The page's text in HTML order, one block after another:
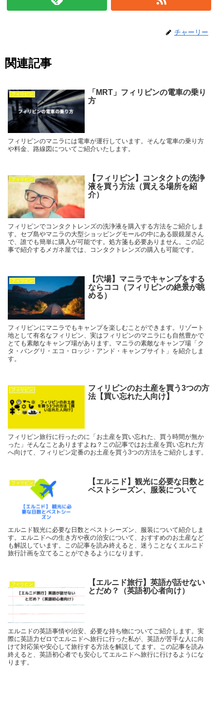
チャーリー
関連記事
フィリピン
「MRT」フィリピンの電車の乗り
方
フィリピンのマニラには電車が運行しています。そんな電車の乗り方
や料金、路線図についてご紹介いたします。
フィリピン
【フィリピン】コンタクトの洗浄
液を買う方法（買える場所を紹
介）
フィリピンでコンタクトレンズの洗浄液を購入する方法をご紹介しま
す。セブ島やマニラの大型ショッピングモールの中にある眼鏡屋さん
で、誰でも簡単に購入が可能です。処方箋も必要ありません。この記
事で紹介するメガネ屋では、コンタクトレンズの購入も可能です。
フィリピン
【穴場】マニラでキャンプをする
ならココ（フィリピンの絶景が眺
める）
フィリピンにマニラでもキャンプを楽しむことができます。リゾート
地として有名なフィリピン、実はフィリピンのマニラにも自然豊かで
とても素敵なキャンプ場があります。マニラの素敵なキャンプ場「ク
タ・バングリ・エコ・ロッジ・アンド・キャンプサイト」を紹介しま
す。
フィリピン
フィリピンのお土産を買う3つの方
法【買い忘れた人向け】
フィリピン旅行に行ったのに「お土産を買い忘れた、買う時間が無か
った」そんなことありますよね？この記事ではお土産を買い忘れた方
へ向けて、フィリピン定番のお土産を買う3つの方法をご紹介します。
フィリピン
【エルニド】観光に必要な日数と
ベストシーズン、服装について
エルニド観光に必要な日数とベストシーズン、服装について紹介しま
す。エルニドへの生き方や夜の治安について、おすすめのお土産など
も解説しています。この記事を読み終えると、迷うことなくエルニド
旅行計画を立てることができるようになります。
フィリピン
【エルニド旅行】英語が話せない
とだめ？（英語初心者向け）
エルニドの英語事情や治安、必要な持ち物についてご紹介します。実
際に英語力ゼロでエルニドへ旅行に行った私が、英語が苦手な人に向
けて対応策や安心して旅行する方法を解説してます。この記事を読み
終えると、英語初心者でも安心してエルニドへ旅行に行けるようにな
ります。